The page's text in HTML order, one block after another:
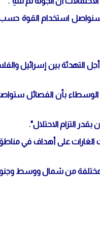
استخدام القوة
التهدئة بين إسرائيل
الوسطاء بأن الفصائل
التزام الاحتلال".
الغارات على أهداف في
مختلفة من شمال ووسط